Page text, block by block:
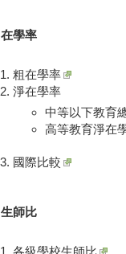
在學率
粗在學率
淨在學率
中等以下教育
高等教育淨在
國際比較
生師比
各級學校生師比